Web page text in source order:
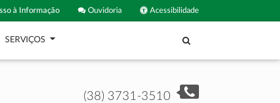
Acessibilidade
Ouvidoria
à Informação
SERVIÇOS
(38) 3731-3510